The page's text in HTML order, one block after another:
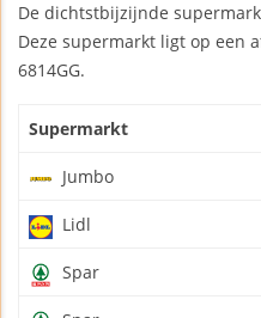
De dichtstbijzijnde
Deze supermarkt ligt op een
6814GG.
Supermarkt
Jumbo
Lidl
Spar